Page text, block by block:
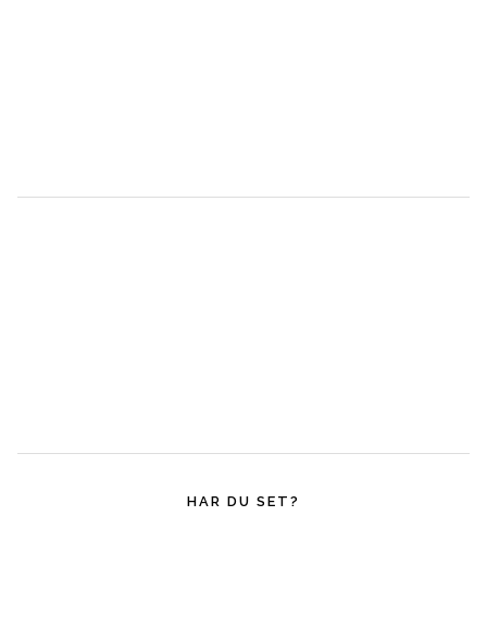
HAR DU SET?